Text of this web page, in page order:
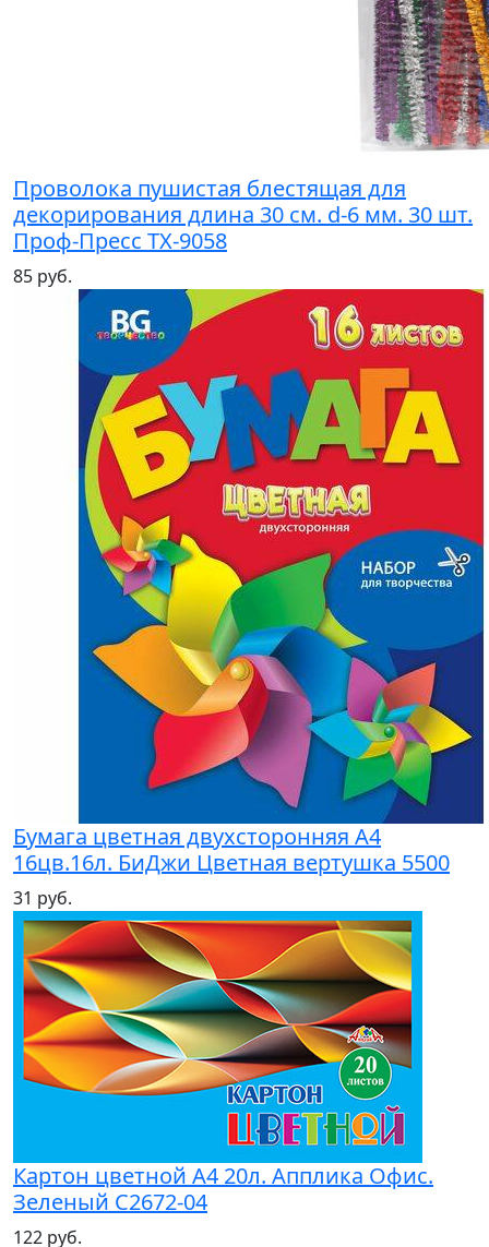
Проволока пушистая блестящая для
декорирования длина 30 см. d-6 мм. 30 шт.
Проф-Пресс ТХ-9058
85 руб.
Бумага цветная двухсторонняя А4
16цв.16л. БиДжи Цветная вертушка 5500
31 руб.
Картон цветной А4 20л. Апплика Офис.
Зеленый С2672-04
122 руб.